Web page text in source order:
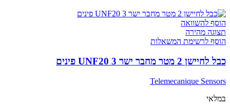
הוסף להשוואה
תצוגה מהירה
הוסף לרשימת המשאלות
כבל לחיישן 2 מטר מחבר ישר UNF20 3 פינים
Telemecanique Sensors
במלאי